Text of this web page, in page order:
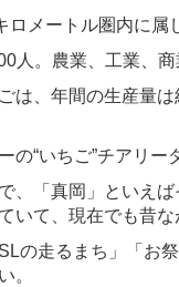
メートル圏内に属
人。農業、工業、商
は、年間の生産量
の“いちご”チアリー
、「真岡」といえ
いて、現在でも昔
の走るまち」「お
。